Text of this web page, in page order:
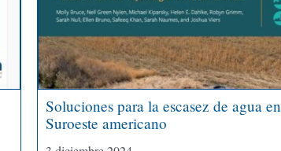
Soluciones para la escasez de agua
Suroeste americano